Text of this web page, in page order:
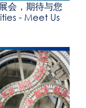
，期待与您
- Meet Us